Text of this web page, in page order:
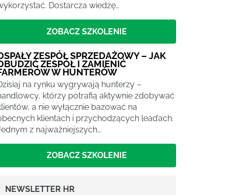
Dostarcza wiedzę…
ZOBACZ SZKOLENIE
ZESPÓŁ SPRZEDAŻOWY – JAK
ZESPÓŁ I ZAMIENIĆ
W HUNTERÓW
na rynku wygrywają hunterzy –
którzy potrafią aktywnie zdobywać
a nie wyłącznie bazować na
klientach i przychodzących lead’ach.
z najważniejszych…
ZOBACZ SZKOLENIE
NEWSLETTER HR